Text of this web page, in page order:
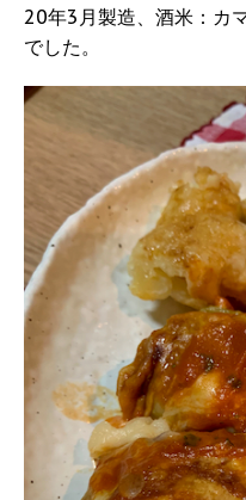
20年3月製造、酒米：カ
でした。